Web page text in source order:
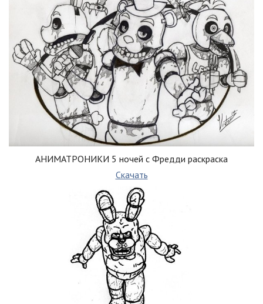
АНИМАТРОНИКИ 5 ночей с Фредди раскраска
Скачать